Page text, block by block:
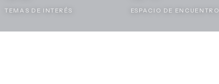
TEMAS DE INTERÉS ESPACIO DE ENCUENTRO